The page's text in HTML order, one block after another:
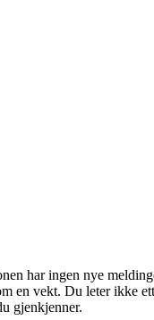
har ingen nye
en vekt. Du leter ikke
gjenkjenner.